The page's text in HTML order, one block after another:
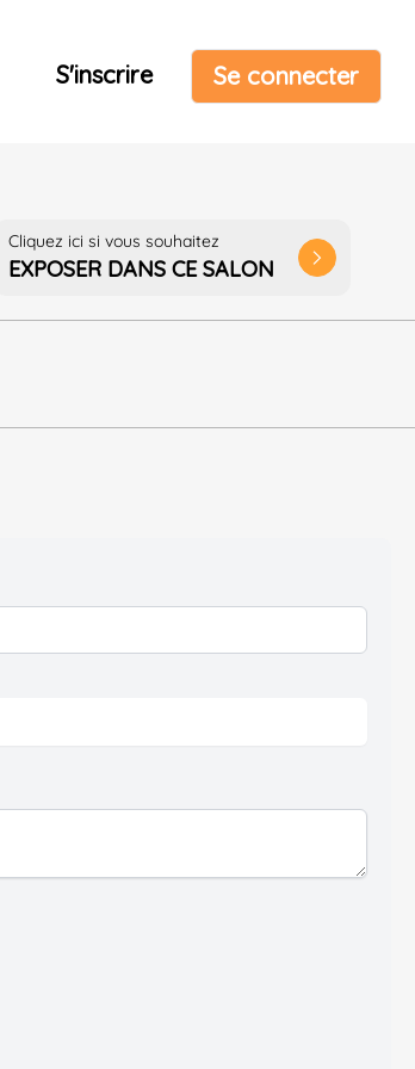
S'inscrire Se connecter
Cliquez ici si vous souhaitez
EXPOSER DANS CE SALON arrow_forward_ios